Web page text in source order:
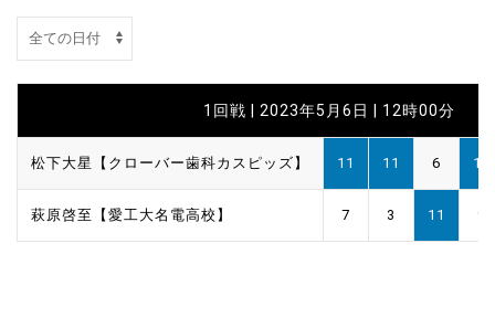
1回戦 | 2023年5月6日 | 12時00分
松下大星【クローバー歯科カスピッズ】 11 11 6 11
萩原啓至【愛工大名電高校】 7 3 11 9